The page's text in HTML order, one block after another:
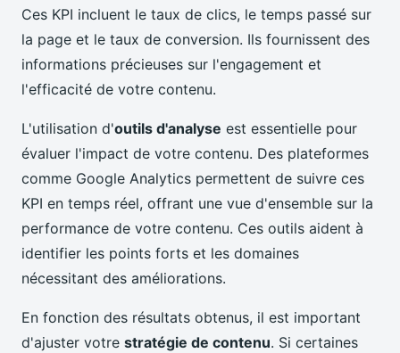
Ces KPI incluent le taux de clics, le temps passé sur
la page et le taux de conversion. Ils fournissent des
informations précieuses sur l'engagement et
l'efficacité de votre contenu.
L'utilisation d'outils d'analyse est essentielle pour
évaluer l'impact de votre contenu. Des plateformes
comme Google Analytics permettent de suivre ces
KPI en temps réel, offrant une vue d'ensemble sur la
performance de votre contenu. Ces outils aident à
identifier les points forts et les domaines
nécessitant des améliorations.
En fonction des résultats obtenus, il est important
d'ajuster votre stratégie de contenu. Si certaines